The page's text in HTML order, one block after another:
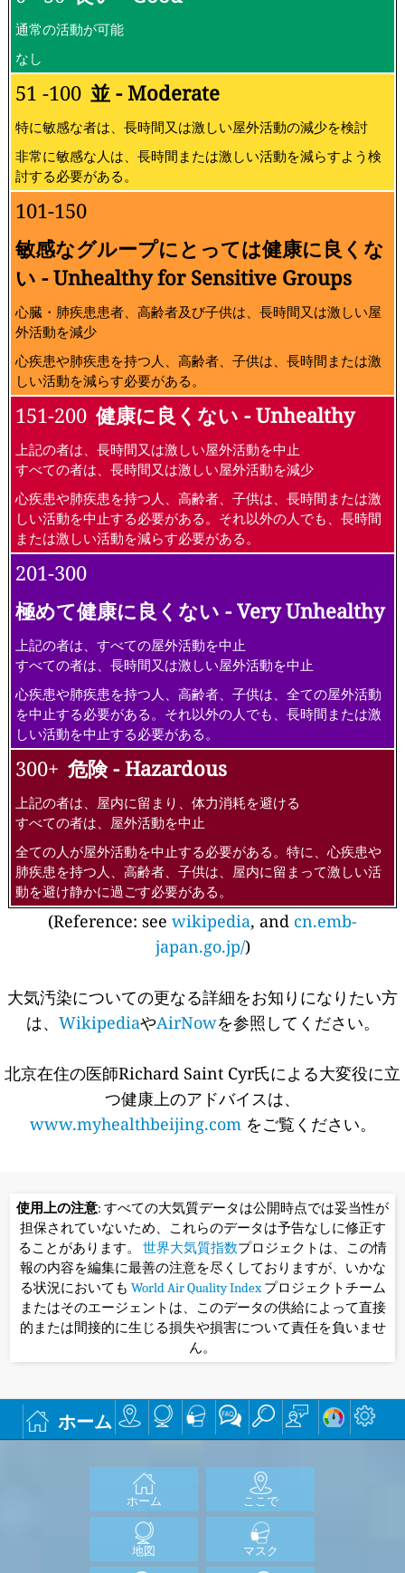
通常の活動が可能
なし
51 -100 並 - Moderate
特に敏感な者は、長時間又は激しい屋外活動の減少を検討
非常に敏感な人は、長時間または激しい活動を減らすよう検
討する必要がある。
101-150
敏感なグループにとっては健康に良くな
い - Unhealthy for Sensitive Groups
心臓・肺疾患患者、高齢者及び子供は、長時間又は激しい屋
外活動を減少
心疾患や肺疾患を持つ人、高齢者、子供は、長時間または激
しい活動を減らす必要がある。
151-200 健康に良くない - Unhealthy
上記の者は、長時間又は激しい屋外活動を中止
すべての者は、長時間又は激しい屋外活動を減少
心疾患や肺疾患を持つ人、高齢者、子供は、長時間または激
しい活動を中止する必要がある。それ以外の人でも、長時間
または激しい活動を減らす必要がある。
201-300
極めて健康に良くない - Very Unhealthy
上記の者は、すべての屋外活動を中止
すべての者は、長時間又は激しい屋外活動を中止
心疾患や肺疾患を持つ人、高齢者、子供は、全ての屋外活動
を中止する必要がある。それ以外の人でも、長時間または激
しい活動を中止する必要がある。
300+ 危険 - Hazardous
上記の者は、屋内に留まり、体力消耗を避ける
すべての者は、屋外活動を中止
全ての人が屋外活動を中止する必要がある。特に、心疾患や
肺疾患を持つ人、高齢者、子供は、屋内に留まって激しい活
動を避け静かに過ごす必要がある。
(Reference: see wikipedia, and cn.emb-
japan.go.jp/)
大気汚染についての更なる詳細をお知りになりたい方
は、 WikipediaやAirNowを参照してください。
北京在住の医師Richard Saint Cyr氏による大変役に立
つ健康上のアドバイスは、
www.myhealthbeijing.com をご覧ください。
使用上の注意: すべての大気質データは公開時点では妥当性が
担保されていないため、これらのデータは予告なしに修正す
ることがあります。 世界大気質指数プロジェクトは、この情
報の内容を編集に最善の注意を尽くしておりますが、いかな
る状況においても World Air Quality Indexプロジェクトチーム
またはそのエージェントは、このデータの供給によって直接
的または間接的に生じる損失や損害について責任を負いませ
ん。
ホーム
ホーム ここで
地図 マスク